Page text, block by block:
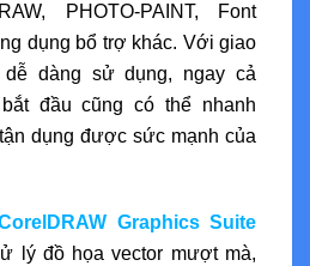
PHOTO-PAINT, Font
dụng bổ trợ khác. Với giao
dàng sử dụng, ngay cả
đầu cũng có thể nhanh
dụng được sức mạnh của
Graphics Suite
lý đồ họa vector mượt mà,